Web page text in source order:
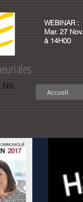
WEBINAR :
Mar. 27 Nov.
à 14H00
Accueil